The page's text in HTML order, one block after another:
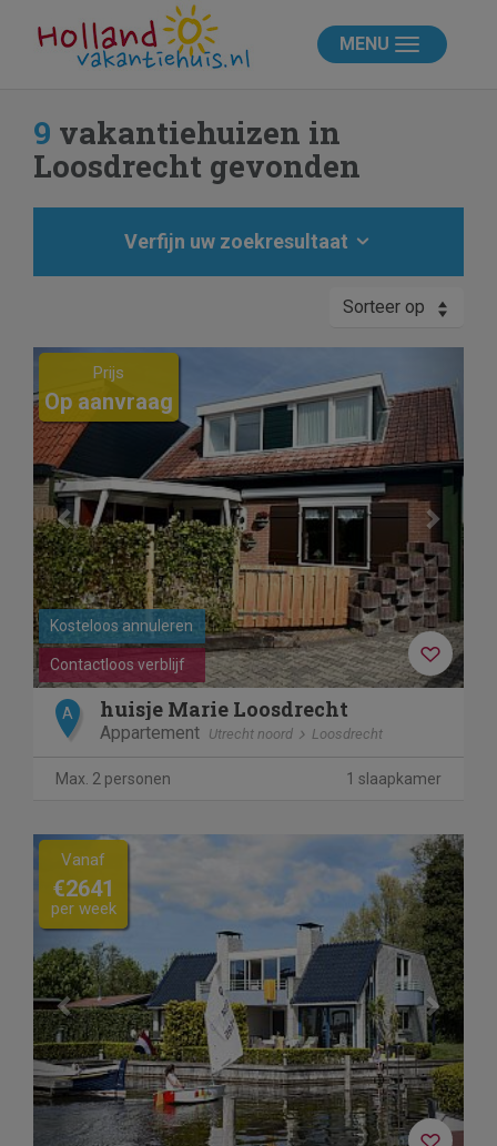
MENU
9 vakantiehuizen in
Loosdrecht gevonden
Verfijn uw zoekresultaat
Sorteer op
Previous
Contactloos verblijf
Kosteloos annuleren
Prijs
Op aanvraag
A huisje Marie Loosdrecht
Appartement Utrecht noord Loosdrecht
Max. 2 personen 1 slaapkamer
Previous Next
Vanaf
€2641
per week